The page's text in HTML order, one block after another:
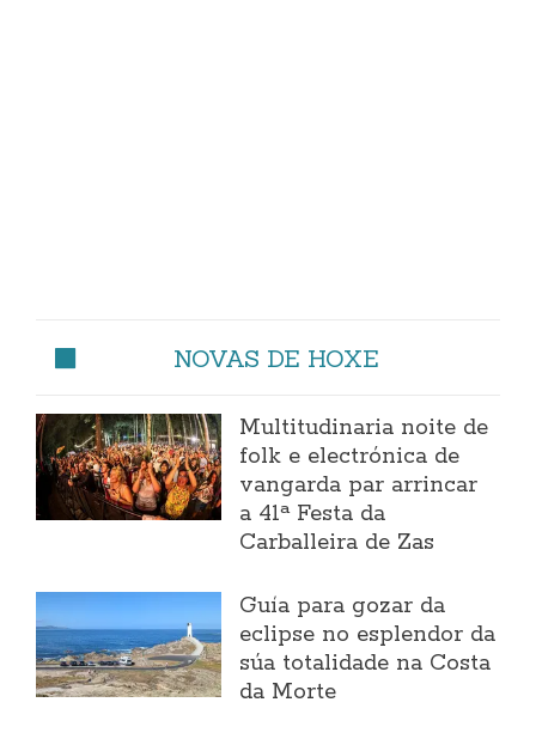
NOVAS DE HOXE
Multitudinaria noite de
folk e electrónica de
vangarda par arrincar
a 41ª Festa da
Carballeira de Zas
Guía para gozar da
eclipse no esplendor da
súa totalidade na Costa
da Morte